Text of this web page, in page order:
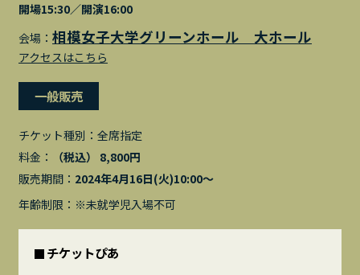
開場15:30／開演16:00
会場： 相模女子大学グリーンホール 大ホール
アクセスはこちら
一般販売
チケット種別： 全席指定
料金：
（税込） 8,800円
販売期間： 2024年4月16日(火)10:00〜
年齢制限：※未就学児入場不可
チケットぴあ